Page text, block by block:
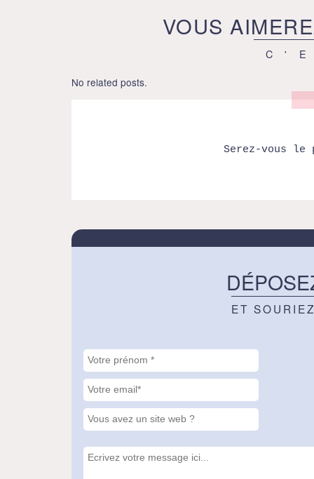
VOUS
No related posts.
Serez-vous
ET